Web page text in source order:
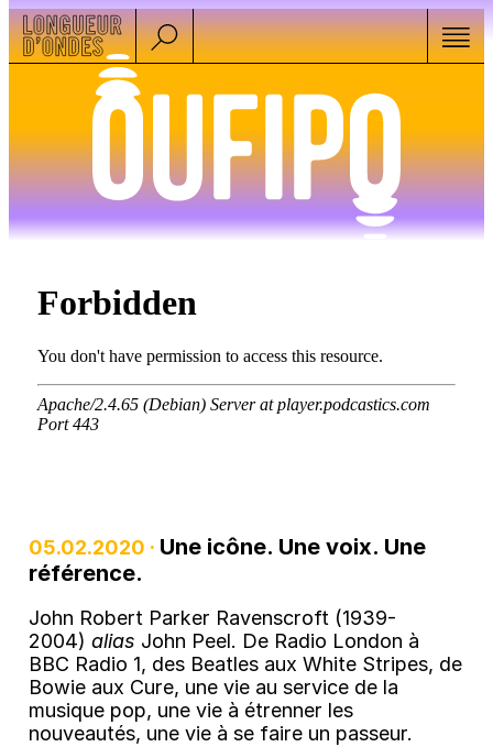
05.02.2020 · Une icône. Une voix. Une
référence.
John Robert Parker Ravenscroft (1939-
2004) alias John Peel. De Radio London à
BBC Radio 1, des Beatles aux White Stripes, de
Bowie aux Cure, une vie au service de la
musique pop, une vie à étrenner les
nouveautés, une vie à se faire un passeur.